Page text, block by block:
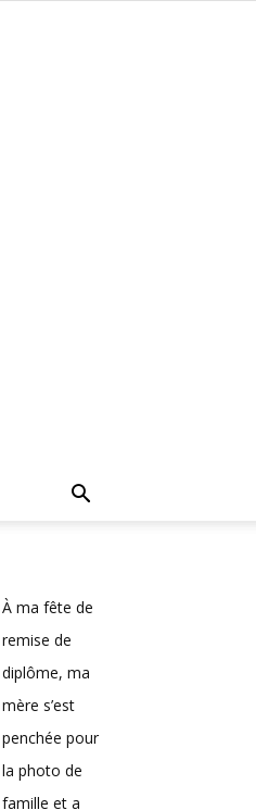
À ma fête de
remise de
diplôme, ma
mère s’est
penchée pour
la photo de
famille et a